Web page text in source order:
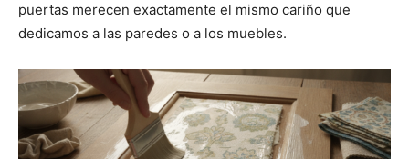
puertas merecen exactamente el mismo cariño que
dedicamos a las paredes o a los muebles.